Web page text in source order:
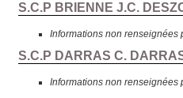
S.C.P BRIENNE J.C.
Informations non renseignées
S.C.P DARRAS C.
Informations non renseignées